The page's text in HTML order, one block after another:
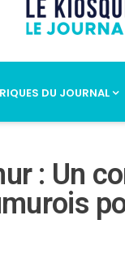
DU JOURNAL
: Un